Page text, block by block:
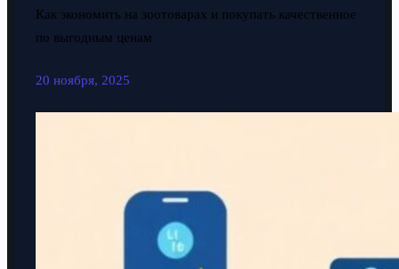
Как экономить на зоотоварах и покупать качественное
по выгодным ценам
20 ноября, 2025